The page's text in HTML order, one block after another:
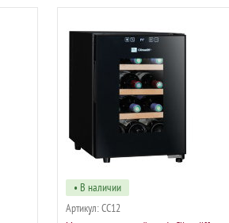
• В наличии
Артикул: CC12